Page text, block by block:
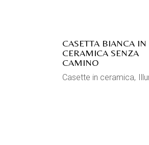
CASETTA BIANCA IN
CERAMICA SENZA
CAMINO
Casette in ceramica